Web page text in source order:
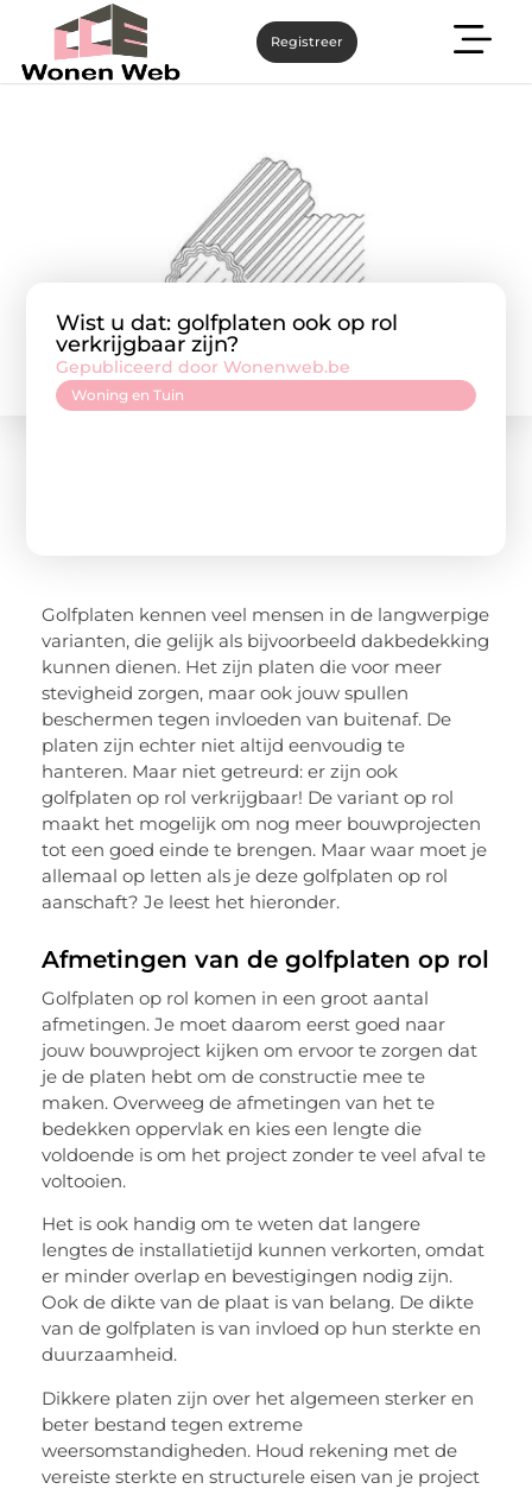
Registreer
Wist u dat: golfplaten ook op rol
verkrijgbaar zijn?
Woning en Tuin
Gepubliceerd door Wonenweb.be
Golfplaten kennen veel mensen in de langwerpige
varianten, die gelijk als bijvoorbeeld dakbedekking
kunnen dienen. Het zijn platen die voor meer
stevigheid zorgen, maar ook jouw spullen
beschermen tegen invloeden van buitenaf. De
platen zijn echter niet altijd eenvoudig te
hanteren. Maar niet getreurd: er zijn ook
golfplaten op rol verkrijgbaar! De variant op rol
maakt het mogelijk om nog meer bouwprojecten
tot een goed einde te brengen. Maar waar moet je
allemaal op letten als je deze golfplaten op rol
aanschaft? Je leest het hieronder.
Afmetingen van de golfplaten op rol
Golfplaten op rol komen in een groot aantal
afmetingen. Je moet daarom eerst goed naar
jouw bouwproject kijken om ervoor te zorgen dat
je de platen hebt om de constructie mee te
maken. Overweeg de afmetingen van het te
bedekken oppervlak en kies een lengte die
voldoende is om het project zonder te veel afval te
voltooien.
Het is ook handig om te weten dat langere
lengtes de installatietijd kunnen verkorten, omdat
er minder overlap en bevestigingen nodig zijn.
Ook de dikte van de plaat is van belang. De dikte
van de golfplaten is van invloed op hun sterkte en
duurzaamheid.
Dikkere platen zijn over het algemeen sterker en
beter bestand tegen extreme
weersomstandigheden. Houd rekening met de
vereiste sterkte en structurele eisen van je project